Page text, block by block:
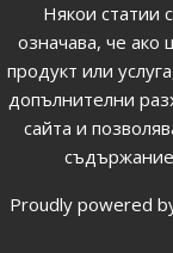
Някои статии
означава, че ако
продукт или
допълнителни
сайта и
Proudly powered